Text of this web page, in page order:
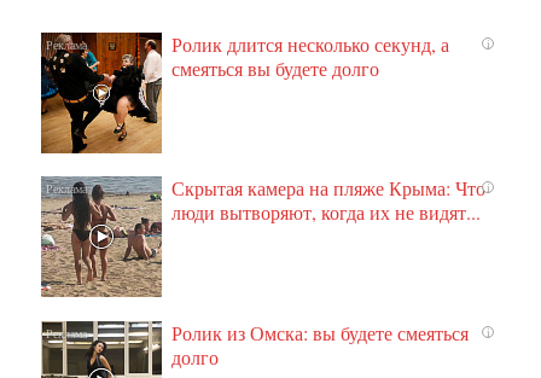
i
Ролик длится несколько секунд, а
смеяться вы будете долго
i
Скрытая камера на пляже Крыма: Что
люди вытворяют, когда их не видят...
i
Ролик из Омска: вы будете смеяться
долго